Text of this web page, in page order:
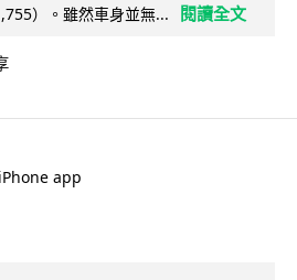
）。雖然車身並無...
閱讀全文
iPhone app